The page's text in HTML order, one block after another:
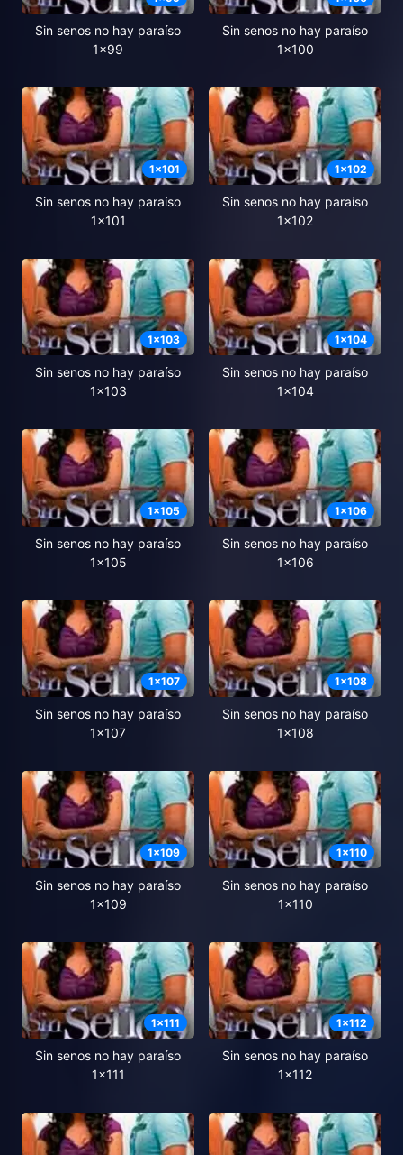
Sin senos no hay paraíso
1x99
Sin senos no hay paraíso
1x100
1x101
Sin senos no hay paraíso
1x101
1x102
Sin senos no hay paraíso
1x102
1x103
Sin senos no hay paraíso
1x103
1x104
Sin senos no hay paraíso
1x104
1x105
Sin senos no hay paraíso
1x105
1x106
Sin senos no hay paraíso
1x106
1x107
Sin senos no hay paraíso
1x107
1x108
Sin senos no hay paraíso
1x108
1x109
Sin senos no hay paraíso
1x109
1x110
Sin senos no hay paraíso
1x110
1x111
Sin senos no hay paraíso
1x111
1x112
Sin senos no hay paraíso
1x112